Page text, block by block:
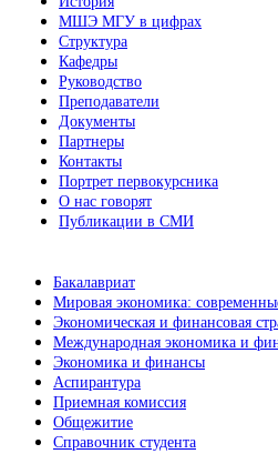
МШЭ МГУ в цифрах
Структура
Кафедры
Руководство
Преподаватели
Документы
Партнеры
Контакты
Портрет первокурсника
О нас говорят
Публикации в СМИ
Бакалавриат
Мировая экономика:
Экономическая и финансовая
Международная экономика и
Экономика и финансы
Аспирантура
Приемная комиссия
Общежитие
Справочник студента